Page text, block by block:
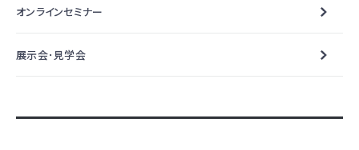
オンラインセミナー
展示会･見学会